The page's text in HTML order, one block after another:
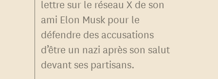
lettre sur le réseau X de son
ami Elon Musk pour le
défendre des accusations
d’être un nazi après son salut
devant ses partisans.